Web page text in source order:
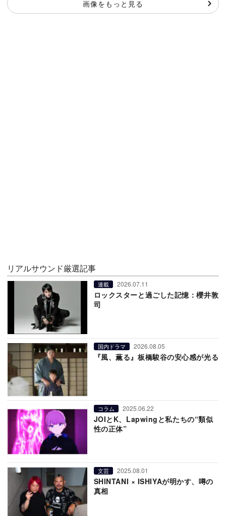
画像をもっと見る
リアルサウンド厳選記事
連載 2026.07.11
ロックスターと過ごした記憶：櫻井敦
司
国内ドラマ 2026.08.05
『風、薫る』板橋駿谷の安心感が光る
コラム 2025.06.22
JOIとK、Lapwingと私たちの“類似
性の正体”
文芸 2025.08.01
SHINTANI × ISHIYAが明かす、噂の
真相